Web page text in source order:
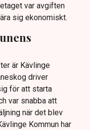
var avgiften
sig ekonomiskt.
är Kävlinge
driver
för att starta
var snabba att
när det blev
Kommun har